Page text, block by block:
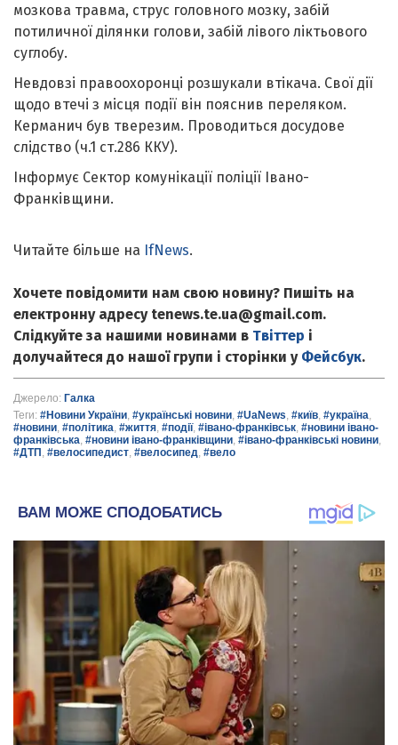
мозкова травма, струс головного мозку, забій
потиличної ділянки голови, забій лівого ліктьового
суглобу.
Невдовзі правоохоронці розшукали втікача. Свої дії
щодо втечі з місця події він пояснив переляком.
Керманич був тверезим. Проводиться досудове
слідство (ч.1 ст.286 ККУ).
Інформує Сектор комунікації поліції Івано-
Франківщини.
Читайте більше на IfNews.
Хочете повідомити нам свою новину? Пишіть на
електронну адресу tenews.te.ua@gmail.com.
Слідкуйте за нашими новинами в Твіттер і
долучайтеся до нашої групи і сторінки у Фейсбук.
Джерело: Галка
Теги: #Новини України, #українські новини, #UaNews, #київ, #україна,
#новини, #політика, #життя, #події, #івано-франківськ, #новини івано-
франківська, #новини івано-франківщини, #івано-франківські новини,
#ДТП, #велосипедист, #велосипед, #вело